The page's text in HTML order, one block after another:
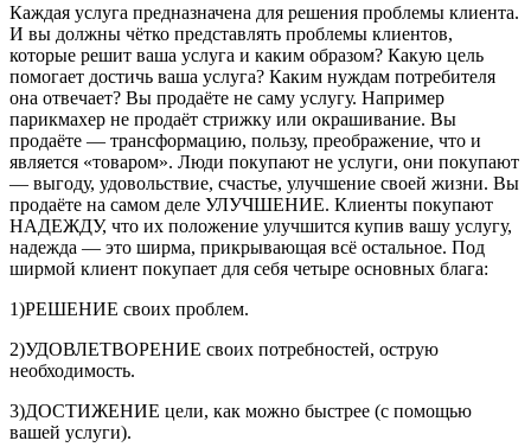
Каждая услуга предназначена для решения проблемы клиента.
И вы должны чётко представлять проблемы клиентов,
которые решит ваша услуга и каким образом? Какую цель
помогает достичь ваша услуга? Каким нуждам потребителя
она отвечает? Вы продаёте не саму услугу. Например
парикмахер не продаёт стрижку или окрашивание. Вы
продаёте — трансформацию, пользу, преображение, что и
является «товаром». Люди покупают не услуги, они покупают
— выгоду, удовольствие, счастье, улучшение своей жизни. Вы
продаёте на самом деле УЛУЧШЕНИЕ. Клиенты покупают
НАДЕЖДУ, что их положение улучшится купив вашу услугу,
надежда — это ширма, прикрывающая всё остальное. Под
ширмой клиент покупает для себя четыре основных блага:
1)РЕШЕНИЕ своих проблем.
2)УДОВЛЕТВОРЕНИЕ своих потребностей, острую
необходимость.
3)ДОСТИЖЕНИЕ цели, как можно быстрее (с помощью
вашей услуги).